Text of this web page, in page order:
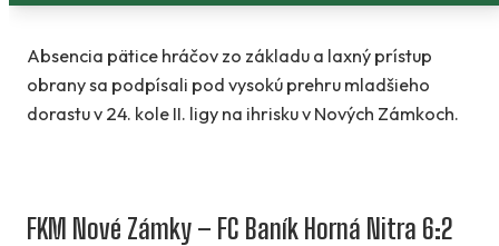
Absencia pätice hráčov zo základu a laxný prístup
obrany sa podpísali pod vysokú prehru mladšieho
dorastu v 24. kole II. ligy na ihrisku v Nových Zámkoch.
FKM Nové Zámky – FC Baník Horná Nitra 6:2